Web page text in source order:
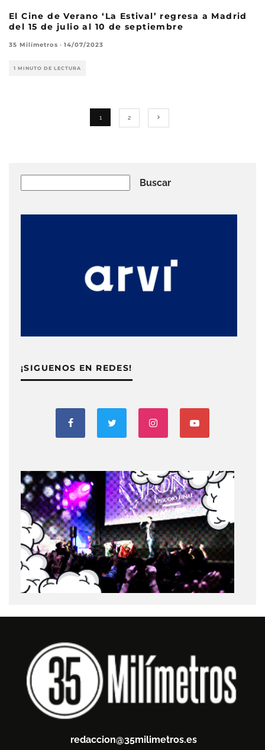
El Cine de Verano ‘La Estival’ regresa a Madrid
del 15 de julio al 10 de septiembre
35 Milímetros · 14/07/2023
1 MINUTO DE LECTURA
1 2
Buscar
¡SIGUENOS EN REDES!
redaccion@35milimetros.es